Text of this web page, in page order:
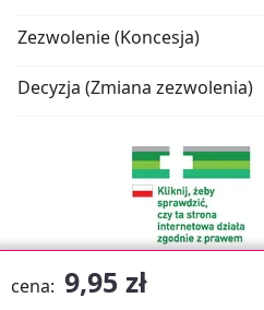
cena: 9,95 zł
Zezwolenie (Koncesja)
Decyzja (Zmiana zezwolenia)